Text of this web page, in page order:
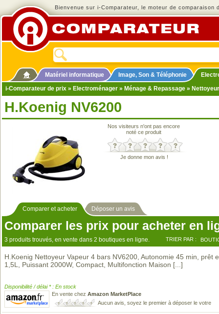
Bienvenue sur i-Comparateur, le moteur de comparaison
Matériel informatique Image, Son & Téléphonie
i-Comparateur de prix » Electroménager » Ménage & Repassage »
H.Koenig NV6200
Nos visiteurs n'ont pas encore
noté ce produit
Je donne mon avis !
Comparer et acheter Déposer un avis
Comparer les prix pour acheter en
3 produits trouvés, en vente dans 2 boutiques en ligne. TRIER PAR :
H.Koenig Nettoyeur Vapeur 4 bars NV6200, Autonomie 45 min, prêt
1,5L, Puissant 2000W, Compact, Multifonction Maison [...]
Disponibilité / délai * : En stock
En vente chez Amazon MarketPlace
Aucun avis, soyez le premier à déposer le votre